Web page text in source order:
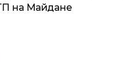
на Майдане